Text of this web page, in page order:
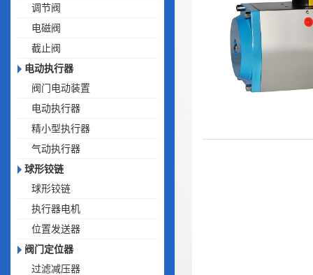
调节阀
电磁阀
截止阀
电动执行器
阀门电动装置
电动执行器
精小型执行器
气动执行器
球形铰链
球形铰链
执行器电机
位置发送器
阀门定位器
过滤减压器